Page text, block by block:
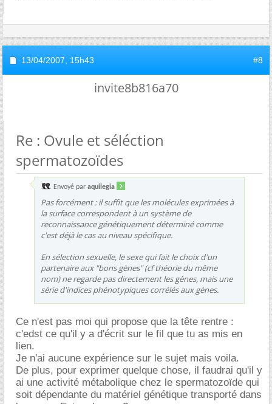
13/04/2007, 15h43 #8
invite8b816a70
Re : Ovule et séléction
spermatozoïdes
Envoyé par aquilegia
Pas forcément : il suffit que les molécules exprimées à
la surface correspondent à un système de
reconnaissance génétiquement déterminé comme
c'est déjà le cas au niveau spécifique.
En sélection sexuelle, le sexe qui fait le choix d'un
partenaire aux "bons gènes" (cf théorie du même
nom) ne regarde pas directement les gènes, mais une
série d'indices phénotypiques corrélés aux gènes.
Ce n'est pas moi qui propose que la tête rentre :
c'edst ce qu'il y a d'écrit sur le fil que tu as mis en
lien.
Je n'ai aucune expérience sur le sujet mais voila.
De plus, pour exprimer quelque chose, il faudrai qu'il y
ai une activité métabolique chez le spermatozoïde qui
soit dépendante du matériel génétique transporté dans